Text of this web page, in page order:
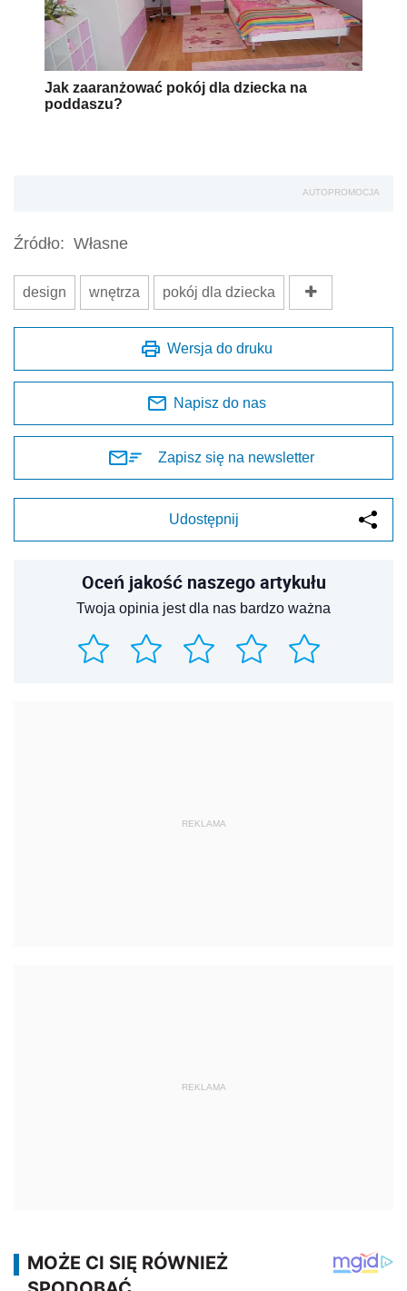
Jak zaaranżować pokój dla dziecka na
poddaszu?
AUTOPROMOCJA
Źródło: Własne
design wnętrza pokój dla dziecka
Wersja do druku
Napisz do nas
Zapisz się na newsletter
Udostępnij
Oceń jakość naszego artykułu
Twoja opinia jest dla nas bardzo ważna
REKLAMA
REKLAMA